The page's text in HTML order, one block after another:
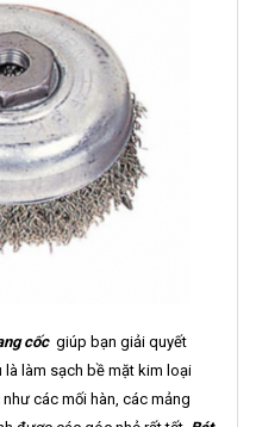
cốcgiúp bạn giải quyết
là làm sạch bề mặt kim loại
các mối hàn, các mảng